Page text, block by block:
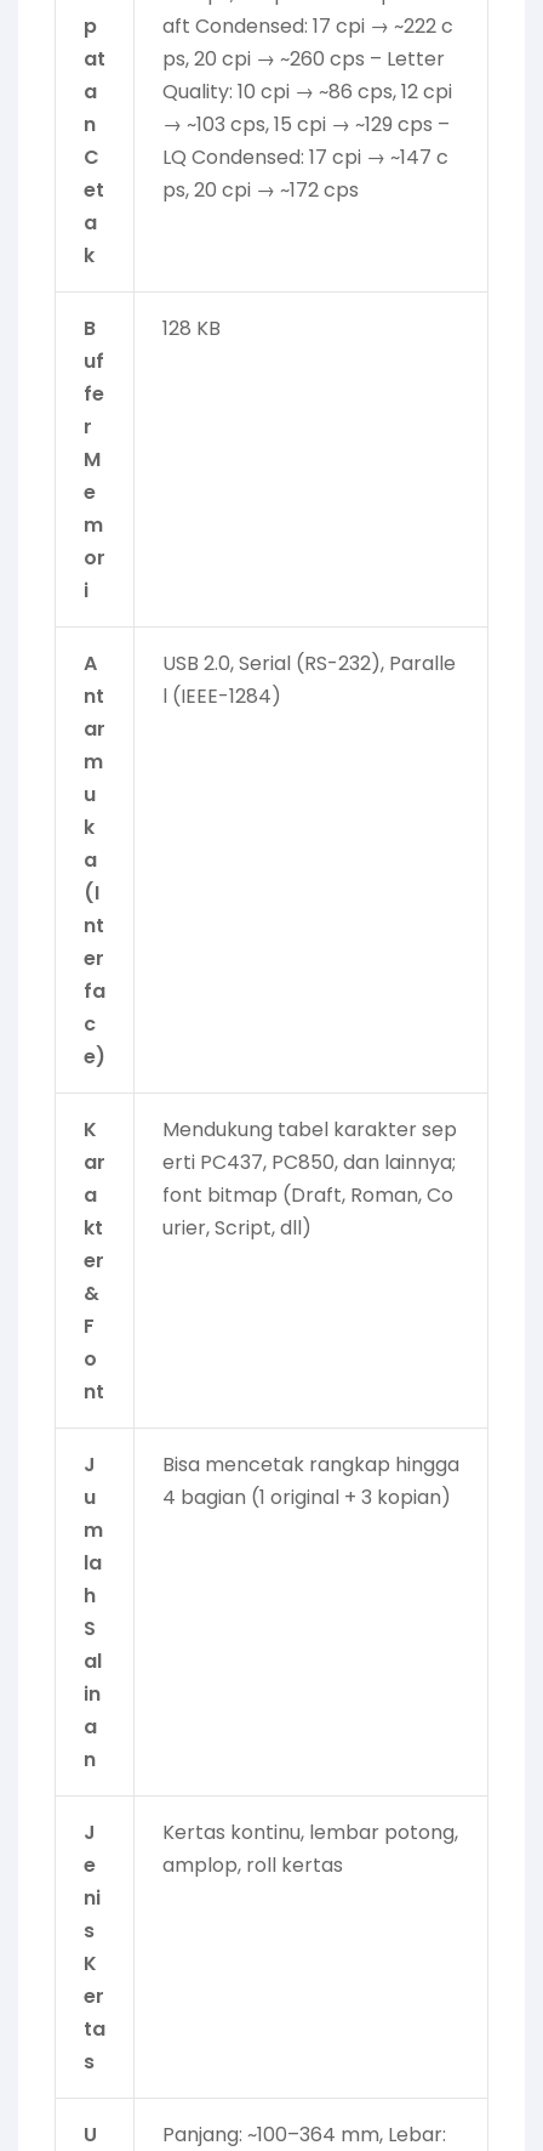
p
at
a
n
C
et
a
k
aft Condensed: 17 cpi → ~222 c
ps, 20 cpi → ~260 cps – Letter
Quality: 10 cpi → ~86 cps, 12 cpi
→ ~103 cps, 15 cpi → ~129 cps –
LQ Condensed: 17 cpi → ~147 c
ps, 20 cpi → ~172 cps
B
uf
fe
r
M
e
m
or
i
128 KB
A
nt
ar
m
u
k
a
(I
nt
er
fa
c
e)
USB 2.0, Serial (RS-232), Paralle
l (IEEE-1284)
K
ar
a
kt
er
&
F
o
nt
Mendukung tabel karakter sep
erti PC437, PC850, dan lainnya;
font bitmap (Draft, Roman, Co
urier, Script, dll)
J
u
m
la
h
S
al
in
a
n
Bisa mencetak rangkap hingga
4 bagian (1 original + 3 kopian)
J
e
ni
s
K
er
ta
s
Kertas kontinu, lembar potong,
amplop, roll kertas
U
Panjang: ~100–364 mm, Lebar: